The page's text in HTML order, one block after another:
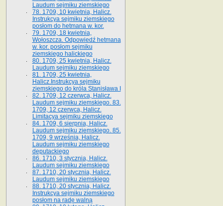
Laudum sejmiku ziemskiego
78. 1709, 10 kwietnia, Halicz.
Instrukcya sejmiku ziemskiego
posłom do hetmana w. kor.
79. 1709, 18 kwietnia,
Wołoszcza. Odpowiedź hetmana
w. kor. posłom sejmiku
ziemskiego halickiego
80. 1709, 25 kwietnia, Halicz.
Laudum sejmiku ziemskiego
81. 1709, 25 kwietnia,
Halicz.Instrukcya sejmiku
ziemskiego do króla Stanisława I
82. 1709, 12 czerwca, Halicz.
Laudum sejmiku ziemskiego. 83.
1709, 12 czerwca, Halicz.
Limitacya sejmiku ziemskiego
84. 1709, 6 sierpnia, Halicz.
Laudum sejmiku ziemskiego. 85.
1709, 9 września, Halicz.
Laudum sejmiku ziemskiego
deputackiego
86. 1710, 3 stycznia, Halicz.
Laudum sejmiku ziemskiego
87. 1710, 20 stycznia, Halicz.
Laudum sejmiku ziemskiego
88. 1710, 20 stycznia, Halicz.
Instrukcya sejmiku ziemskiego
posłom na radę walną